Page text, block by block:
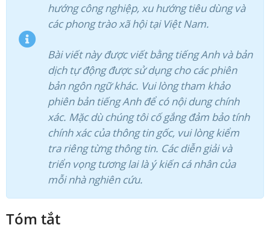
hướng công nghiệp, xu hướng tiêu dùng và
các phong trào xã hội tại Việt Nam.
Bài viết này được viết bằng tiếng Anh và bản
dịch tự động được sử dụng cho các phiên
bản ngôn ngữ khác. Vui lòng tham khảo
phiên bản tiếng Anh để có nội dung chính
xác. Mặc dù chúng tôi cố gắng đảm bảo tính
chính xác của thông tin gốc, vui lòng kiểm
tra riêng từng thông tin. Các diễn giải và
triển vọng tương lai là ý kiến cá nhân của
mỗi nhà nghiên cứu.
Tóm tắt